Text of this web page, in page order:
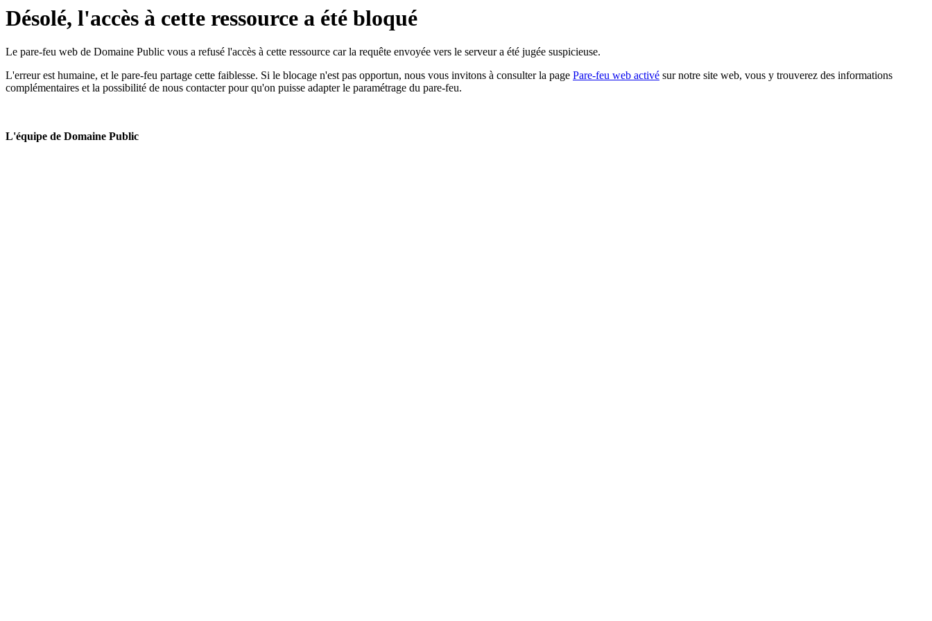
Désolé, l'accès à cette ressource a été bloqué
Le pare-feu web de Domaine Public vous a refusé l'accès à cette ressource car la requête envoyée vers le serveur a été jugée suspicieuse.
L'erreur est humaine, et le pare-feu partage cette faiblesse. Si le blocage n'est pas opportun, nous vous invitons à consulter la page Pare-feu web activé sur notre site web, vous y trouverez des informations
complémentaires et la possibilité de nous contacter pour qu'on puisse adapter le paramétrage du pare-feu.
L'équipe de Domaine Public